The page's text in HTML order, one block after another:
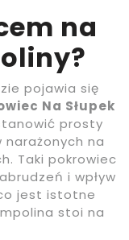
na
pojawia się
Na Słupek
prosty
na
Taki pokrowiec
i wpływ
jest istotne
stoi na